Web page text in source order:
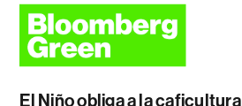
El Niño obliga a la caficultura